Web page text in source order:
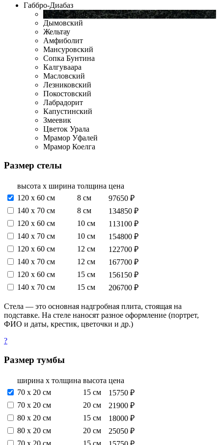
Габбро-Диабаз
Габбро-Диабаз
Дымовский
Жельтау
Амфиболит
Мансуровский
Сопка Бунтина
Калгуваара
Масловский
Лезниковский
Покостовский
Лабрадорит
Капустинский
Змеевик
Цветок Урала
Мрамор Уфалей
Мрамор Коелга
Размер стелы
высота х ширина толщина цена
120 х 60 см
8 см
97650 ₽
140 х 70 см
8 см
134850 ₽
120 х 60 см
10 см
113100 ₽
140 х 70 см
10 см
154800 ₽
120 х 60 см
12 см
122700 ₽
140 х 70 см
12 см
167700 ₽
120 х 60 см
15 см
156150 ₽
140 х 70 см
15 см 206700 ₽
Стела — это основная надгробная плита, стоящая на
подставке. На стеле наносят разное оформление (портрет,
ФИО и даты, крестик, цветочки и др.)
?
Размер тумбы
ширина х толщина высота цена
70 х 20 см
15 см
15750 ₽
70 х 20 см
20 см
21900 ₽
80 х 20 см
15 см
18000 ₽
80 х 20 см
20 см
25050 ₽
70 х 20 см
15 см